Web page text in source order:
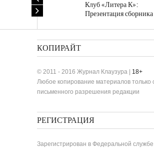
Клуб «Литера К»:
Презентация сборника
КОПИРАЙТ
© 2011 - 2016 Журнал Клаузура | 18+
Любое копирование материалов только
письменного разрешения редакции
РЕГИСТРАЦИЯ
Зарегистрирован в Федеральной